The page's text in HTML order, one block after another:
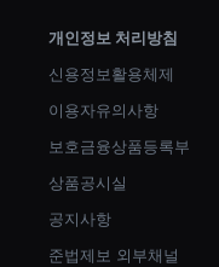
개인정보 처리방침
신용정보활용체제
이용자유의사항
보호금융상품등록부
상품공시실
공지사항
준법제보 외부채널